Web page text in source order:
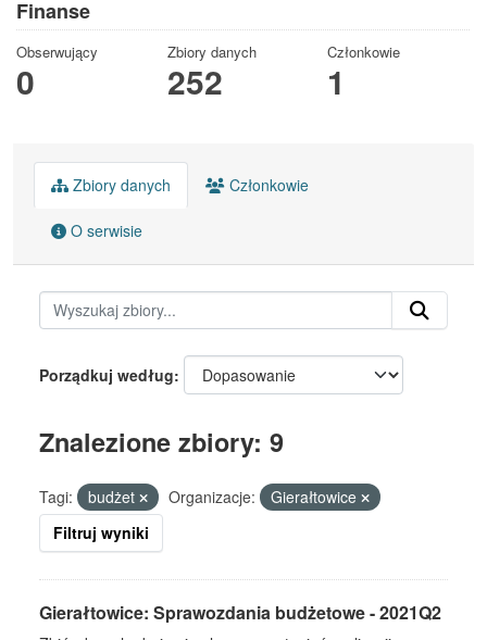
Finanse
Obserwujący
0
Zbiory danych
252
Członkowie
1
Zbiory danych Członkowie
O serwisie
Porządkuj według
Znalezione zbiory: 9
Tagi: budżet Organizacje:
Gierałtowice
Filtruj wyniki
Gierałtowice: Sprawozdania budżetowe - 2021Q2